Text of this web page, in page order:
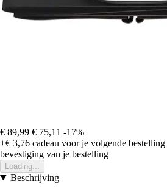
€ 89,99 € 75,11 -17%
+€ 3,76 cadeau voor je volgende bestelling
bevestiging van je bestelling
Loading...
Beschrijving